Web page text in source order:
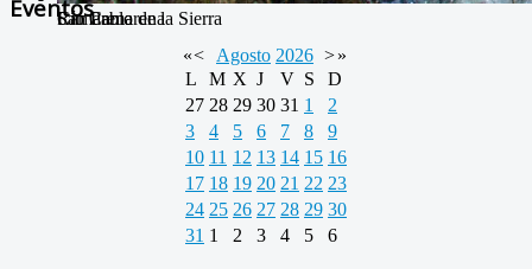
San Pablo
Camarena de la Sierra
Río Camarena
Eventos
«< Agosto 2026 >»
L
M X J V S
D
27 28 29 30 31 1
2
3
4 5 6 7 8
9
10 11 12 13 14 15 16
17 18 19 20 21 22 23
24 25 26 27 28 29 30
31 1 2 3 4 5 6